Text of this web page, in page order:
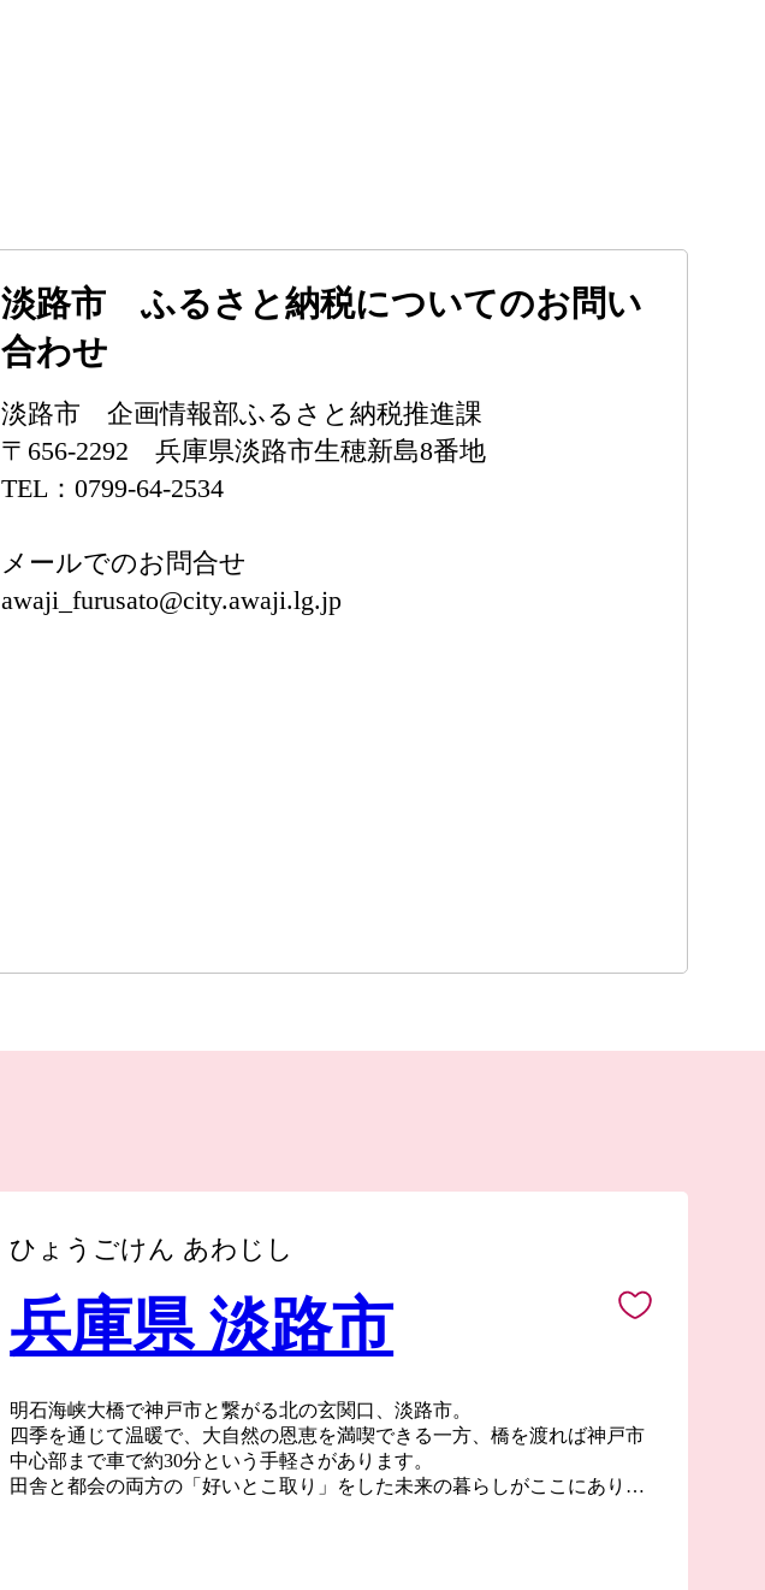
淡路市 ふるさと納税についてのお問い
合わせ
淡路市 企画情報部ふるさと納税推進課
〒656-2292 兵庫県淡路市生穂新島8番地
TEL：0799-64-2534
メールでのお問合せ
awaji_furusato@city.awaji.lg.jp
ひょうごけん あわじし
兵庫県 淡路市
明石海峡大橋で神戸市と繋がる北の玄関口、淡路市。
四季を通じて温暖で、大自然の恩恵を満喫できる一方、橋を渡れば神戸市
中心部まで車で約30分という手軽さがあります。
田舎と都会の両方の「好いとこ取り」をした未来の暮らしがここにありま